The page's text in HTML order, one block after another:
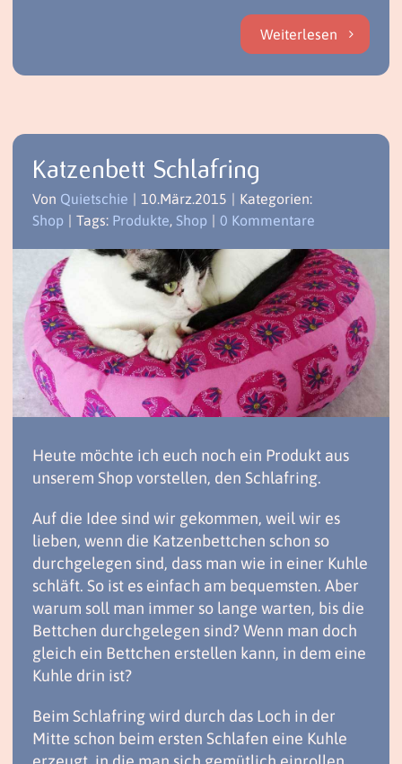
Weiterlesen
Katzenbett Schlafring
Von Quietschie 10.März.2015
Kategorien:
Shop
Tags: Produkte, Shop 0 Kommentare
Heute möchte ich euch noch ein Produkt aus
unserem Shop vorstellen, den Schlafring.
Auf die Idee sind wir gekommen, weil wir es
lieben, wenn die Katzenbettchen schon so
durchgelegen sind, dass man wie in einer Kuhle
schläft. So ist es einfach am bequemsten. Aber
warum soll man immer so lange warten, bis die
Bettchen durchgelegen sind? Wenn man doch
gleich ein Bettchen erstellen kann, in dem eine
Kuhle drin ist?
Beim Schlafring wird durch das Loch in der
Mitte schon beim ersten Schlafen eine Kuhle